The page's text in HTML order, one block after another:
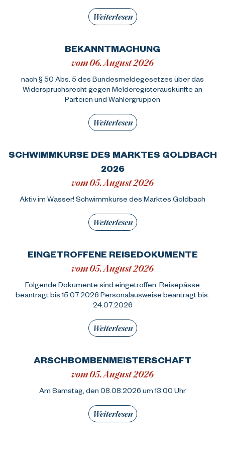
Weiterlesen
BEKANNTMACHUNG
vom 06. August 2026
nach § 50 Abs. 5 des Bundesmeldegesetzes über das
Widerspruchsrecht gegen Melderegisterauskünfte an
Parteien und Wählergruppen
Weiterlesen
SCHWIMMKURSE DES MARKTES GOLDBACH
2026
vom 05. August 2026
Aktiv im Wasser! Schwimmkurse des Marktes Goldbach
Weiterlesen
EINGETROFFENE REISEDOKUMENTE
vom 05. August 2026
Folgende Dokumente sind eingetroffen: Reisepässe
beantragt bis 15.07.2026 Personalausweise beantragt bis:
24.07.2026
Weiterlesen
ARSCHBOMBENMEISTERSCHAFT
vom 05. August 2026
Am Samstag, den 08.08.2026 um 13:00 Uhr
Weiterlesen